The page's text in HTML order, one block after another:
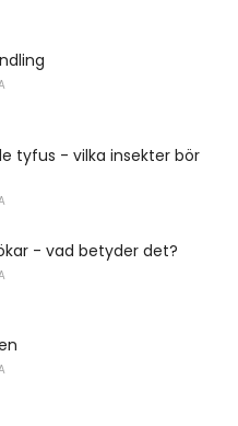
tyfus - vilka insekter bör
- vad betyder det?